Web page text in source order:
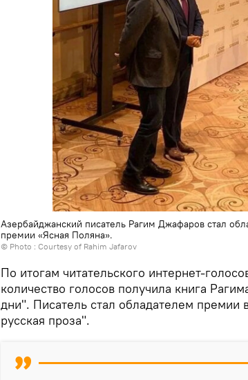
Азербайджанский писатель Рагим Джафаров стал
премии «Ясная Поляна».
© Photo : Courtesy of Rahim Jafarov
По итогам читательского интернет-
количество голосов получила книга
дни". Писатель стал обладателем
русская проза".